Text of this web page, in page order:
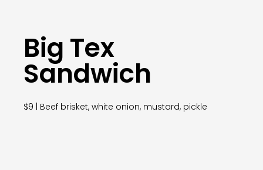
Big Tex
Sandwich
$9 | Beef brisket, white onion, mustard, pickle